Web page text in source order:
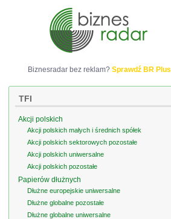
Biznesradar bez reklam? Sprawdź BR Plus
TFI
Akcji polskich
Akcji polskich małych i średnich spółek
Akcji polskich sektorowych pozostałe
Akcji polskich uniwersalne
Akcji polskich pozostałe
Papierów dłużnych
Dłużne europejskie uniwersalne
Dłużne globalne pozostałe
Dłużne globalne uniwersalne